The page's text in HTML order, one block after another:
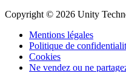
Copyright © 2026 Unity
Mentions légales
Politique de
Cookies
Ne vendez ou ne